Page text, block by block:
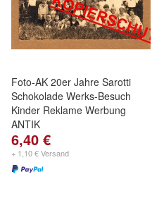
Foto-AK 20er Jahre Sarotti
Schokolade Werks-Besuch
Kinder Reklame Werbung
ANTIK
6,40 €
+ 1,10 € Versand